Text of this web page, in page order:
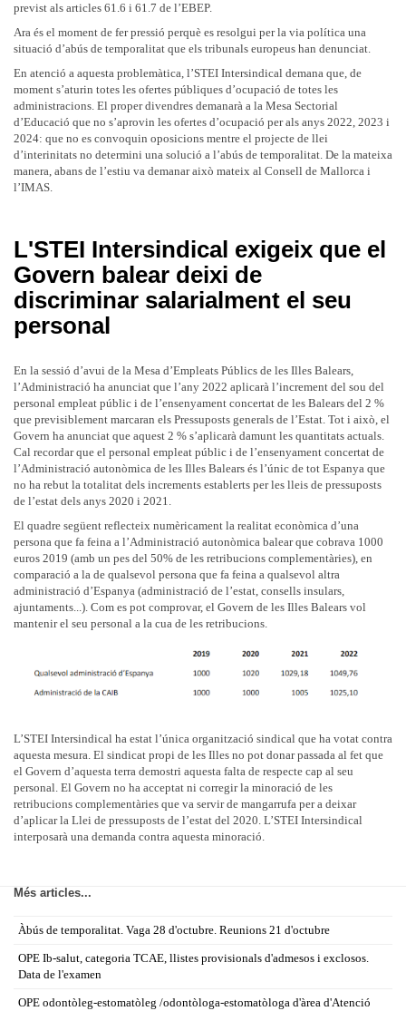
previst als articles 61.6 i 61.7 de l’EBEP.
Ara és el moment de fer pressió perquè es resolgui per la via política una
situació d’abús de temporalitat que els tribunals europeus han denunciat.
En atenció a aquesta problemàtica, l’STEI Intersindical demana que, de
moment s’aturin totes les ofertes públiques d’ocupació de totes les
administracions. El proper divendres demanarà a la Mesa Sectorial
d’Educació que no s’aprovin les ofertes d’ocupació per als anys 2022, 2023 i
2024: que no es convoquin oposicions mentre el projecte de llei
d’interinitats no determini una solució a l’abús de temporalitat. De la mateixa
manera, abans de l’estiu va demanar això mateix al Consell de Mallorca i
l’IMAS.
L'STEI Intersindical exigeix que el
Govern balear deixi de
discriminar salarialment el seu
personal
En la sessió d’avui de la Mesa d’Empleats Públics de les Illes Balears,
l’Administració ha anunciat que l’any 2022 aplicarà l’increment del sou del
personal empleat públic i de l’ensenyament concertat de les Balears del 2 %
que previsiblement marcaran els Pressuposts generals de l’Estat. Tot i això, el
Govern ha anunciat que aquest 2 % s’aplicarà damunt les quantitats actuals.
Cal recordar que el personal empleat públic i de l’ensenyament concertat de
l’Administració autonòmica de les Illes Balears és l’únic de tot Espanya que
no ha rebut la totalitat dels increments establerts per les lleis de pressuposts
de l’estat dels anys 2020 i 2021.
El quadre següent reflecteix numèricament la realitat econòmica d’una
persona que fa feina a l’Administració autonòmica balear que cobrava 1000
euros 2019 (amb un pes del 50% de les retribucions complementàries), en
comparació a la de qualsevol persona que fa feina a qualsevol altra
administració d’Espanya (administració de l’estat, consells insulars,
ajuntaments...). Com es pot comprovar, el Govern de les Illes Balears vol
mantenir el seu personal a la cua de les retribucions.
L’STEI Intersindical ha estat l’única organització sindical que ha votat contra
aquesta mesura. El sindicat propi de les Illes no pot donar passada al fet que
el Govern d’aquesta terra demostri aquesta falta de respecte cap al seu
personal. El Govern no ha acceptat ni corregir la minoració de les
retribucions complementàries que va servir de mangarrufa per a deixar
d’aplicar la Llei de pressuposts de l’estat del 2020. L’STEI Intersindical
interposarà una demanda contra aquesta minoració.
Més articles...
Àbús de temporalitat. Vaga 28 d'octubre. Reunions 21 d'octubre
OPE Ib-salut, categoria TCAE, llistes provisionals d'admesos i exclosos.
Data de l'examen
OPE odontòleg-estomatòleg /odontòloga-estomatòloga d'àrea d'Atenció